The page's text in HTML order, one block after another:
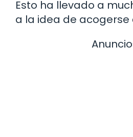
Esto ha llevado a
a la idea de acogerse